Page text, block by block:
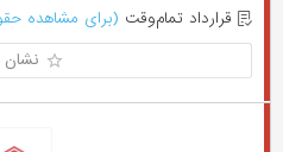
قرارداد تمام‌وقت (برای مشاهده
نشان